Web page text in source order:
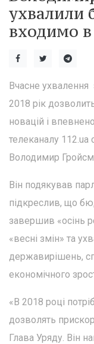
ухвалили
входимо в
Вчасне
2018 рік
новацій і
телеканалу 112.ua
Володимир
Він подякував
підкреслив, що
завершив «осінь
«весні змін» та
державирішень,
економічного
«В 2018 році
дозволять
Глава Уряду. Він